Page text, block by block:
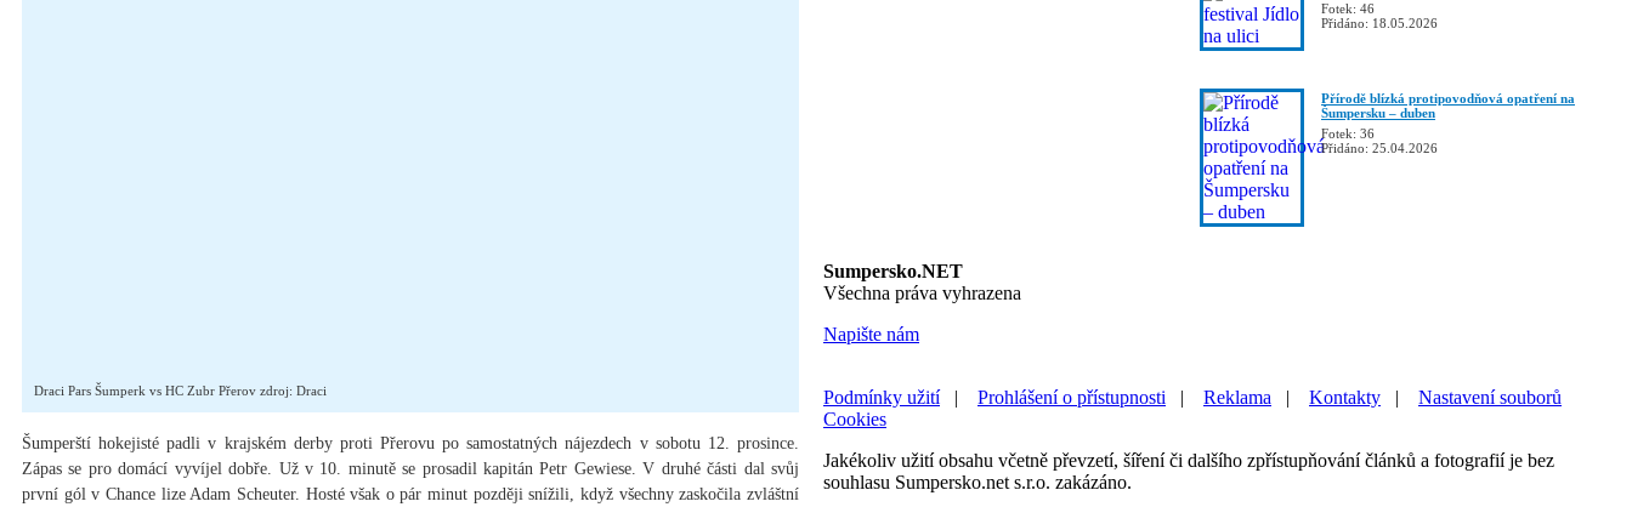
Draci Pars Šumperk vs HC Zubr Přerov zdroj: Draci
Šumperští hokejisté padli v krajském derby proti Přerovu po samostatných nájezdech v sobotu 12. prosince.
Zápas se pro domácí vyvíjel dobře. Už v 10. minutě se prosadil kapitán Petr Gewiese. V druhé části dal svůj
první gól v Chance lize Adam Scheuter. Hosté však o pár minut později snížili, když všechny zaskočila zvláštní
Fotek: 46
Přidáno: 18.05.2026
Přírodě blízká protipovodňová opatření na
Šumpersku – duben
Fotek: 36
Přidáno: 25.04.2026
Sumpersko.NET
Všechna práva vyhrazena
Napište nám
Podmínky užití Prohlášení o přístupnosti Reklama Kontakty
Nastavení souborů
Cookies
Jakékoliv užití obsahu včetně převzetí, šíření či dalšího zpřístupňování článků a fotografií je bez
souhlasu Sumpersko.net s.r.o. zakázáno.